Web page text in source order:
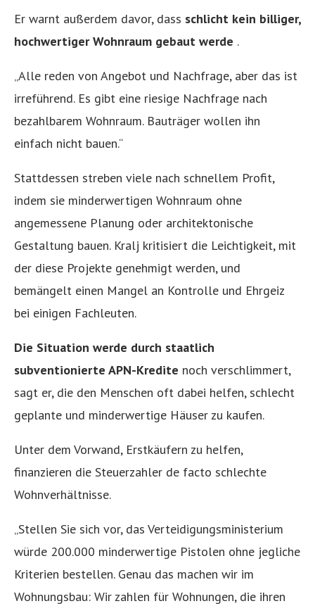
Er warnt außerdem davor, dass schlicht kein billiger,
hochwertiger Wohnraum gebaut werde .
„Alle reden von Angebot und Nachfrage, aber das ist
irreführend. Es gibt eine riesige Nachfrage nach
bezahlbarem Wohnraum. Bauträger wollen ihn
einfach nicht bauen.“
Stattdessen streben viele nach schnellem Profit,
indem sie minderwertigen Wohnraum ohne
angemessene Planung oder architektonische
Gestaltung bauen. Kralj kritisiert die Leichtigkeit, mit
der diese Projekte genehmigt werden, und
bemängelt einen Mangel an Kontrolle und Ehrgeiz
bei einigen Fachleuten.
Die Situation werde durch staatlich
subventionierte APN-Kredite noch verschlimmert,
sagt er, die den Menschen oft dabei helfen, schlecht
geplante und minderwertige Häuser zu kaufen.
Unter dem Vorwand, Erstkäufern zu helfen,
finanzieren die Steuerzahler de facto schlechte
Wohnverhältnisse.
„Stellen Sie sich vor, das Verteidigungsministerium
würde 200.000 minderwertige Pistolen ohne jegliche
Kriterien bestellen. Genau das machen wir im
Wohnungsbau: Wir zahlen für Wohnungen, die ihren